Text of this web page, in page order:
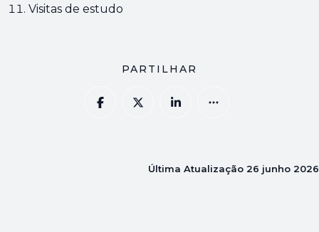
Visitas de estudo
PARTILHAR
Última Atualização 26 junho 2026